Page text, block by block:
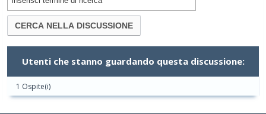
Utenti che stanno guardando questa discussione:
1 Ospite(i)